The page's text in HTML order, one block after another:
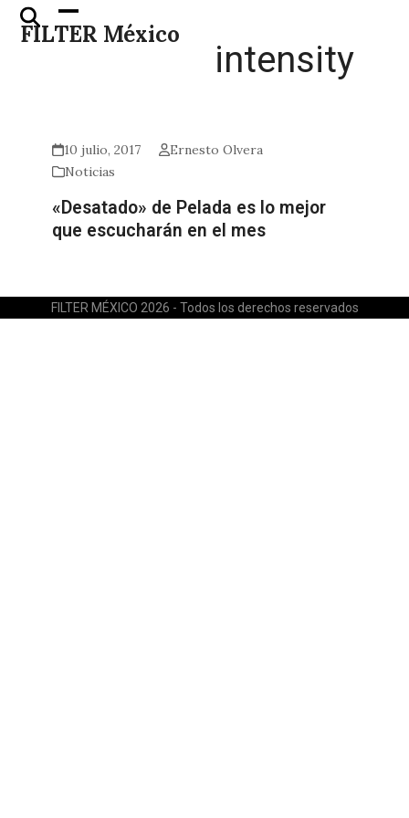
Skip
FILTER México
Open
mobile
Close
mobile
intensity
10 julio, 2017
Ernesto Olvera
Noticias
«Desatado» de Pelada es lo mejor
que escucharán en el mes
FILTER MÉXICO 2026 - Todos los derechos reservados